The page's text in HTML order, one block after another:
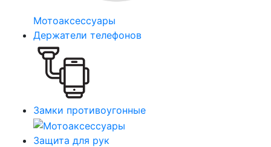
Мотоаксессуары
Держатели телефонов
Замки противоугонные
Защита для рук